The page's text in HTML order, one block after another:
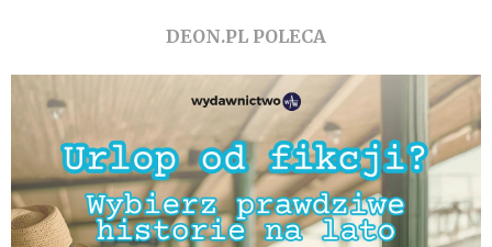
DEON.PL POLECA